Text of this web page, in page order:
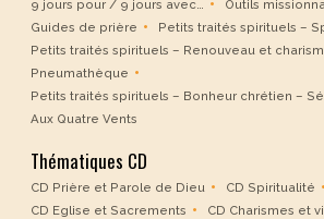
9 jours pour / 9 jours avec…
Outils
Guides de prière
Petits traités spirituels –
Petits traités spirituels – Renouveau et
Pneumathèque
Petits traités spirituels – Bonheur chrétien –
Aux Quatre Vents
Thématiques CD
CD Prière et Parole de Dieu
CD Spiritualité
CD Eglise et Sacrements
CD Charismes et